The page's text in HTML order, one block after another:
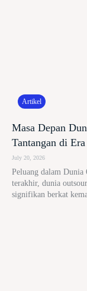
Artikel
Masa Depan
Tantangan di
July 20, 2026
Peluang dalam
terakhir, dunia
signifikan berkat